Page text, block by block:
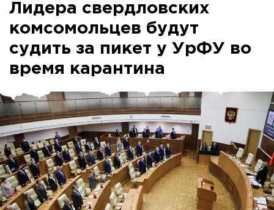
Лидера свердловских
комсомольцев будут
судить за пикет у УрФУ во
время карантина